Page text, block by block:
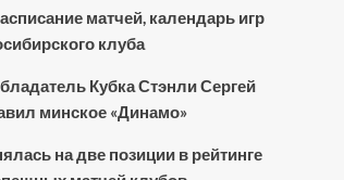
матчей, календарь игр
клуба
Кубка Стэнли Сергей
минское «Динамо»
на две позиции в рейтинге